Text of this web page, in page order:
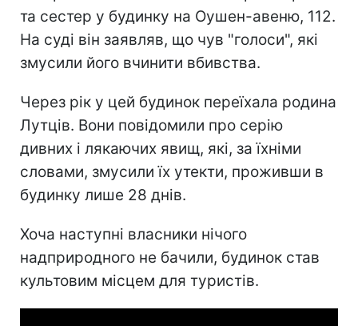
та сестер у будинку на Оушен-авеню, 112.
На суді він заявляв, що чув "голоси", які
змусили його вчинити вбивства.
Через рік у цей будинок переїхала родина
Лутців. Вони повідомили про серію
дивних і лякаючих явищ, які, за їхніми
словами, змусили їх утекти, проживши в
будинку лише 28 днів.
Хоча наступні власники нічого
надприродного не бачили, будинок став
культовим місцем для туристів.